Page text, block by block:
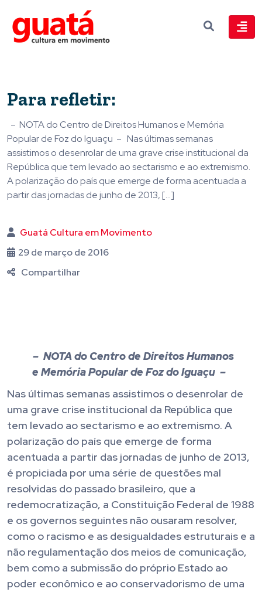
Para refletir:
– NOTA do Centro de Direitos Humanos e Memória
Popular de Foz do Iguaçu – Nas últimas semanas
assistimos o desenrolar de uma grave crise institucional da
República que tem levado ao sectarismo e ao extremismo.
A polarização do país que emerge de forma acentuada a
partir das jornadas de junho de 2013, […]
Guatá Cultura em Movimento
29 de março de 2016
Compartilhar
– NOTA do Centro de Direitos Humanos
e Memória Popular de Foz do Iguaçu –
Nas últimas semanas assistimos o desenrolar de
uma grave crise institucional da República que
tem levado ao sectarismo e ao extremismo. A
polarização do país que emerge de forma
acentuada a partir das jornadas de junho de 2013,
é propiciada por uma série de questões mal
resolvidas do passado brasileiro, que a
redemocratização, a Constituição Federal de 1988
e os governos seguintes não ousaram resolver,
como o racismo e as desigualdades estruturais e a
não regulamentação dos meios de comunicação,
bem como a submissão do próprio Estado ao
poder econômico e ao conservadorismo de uma